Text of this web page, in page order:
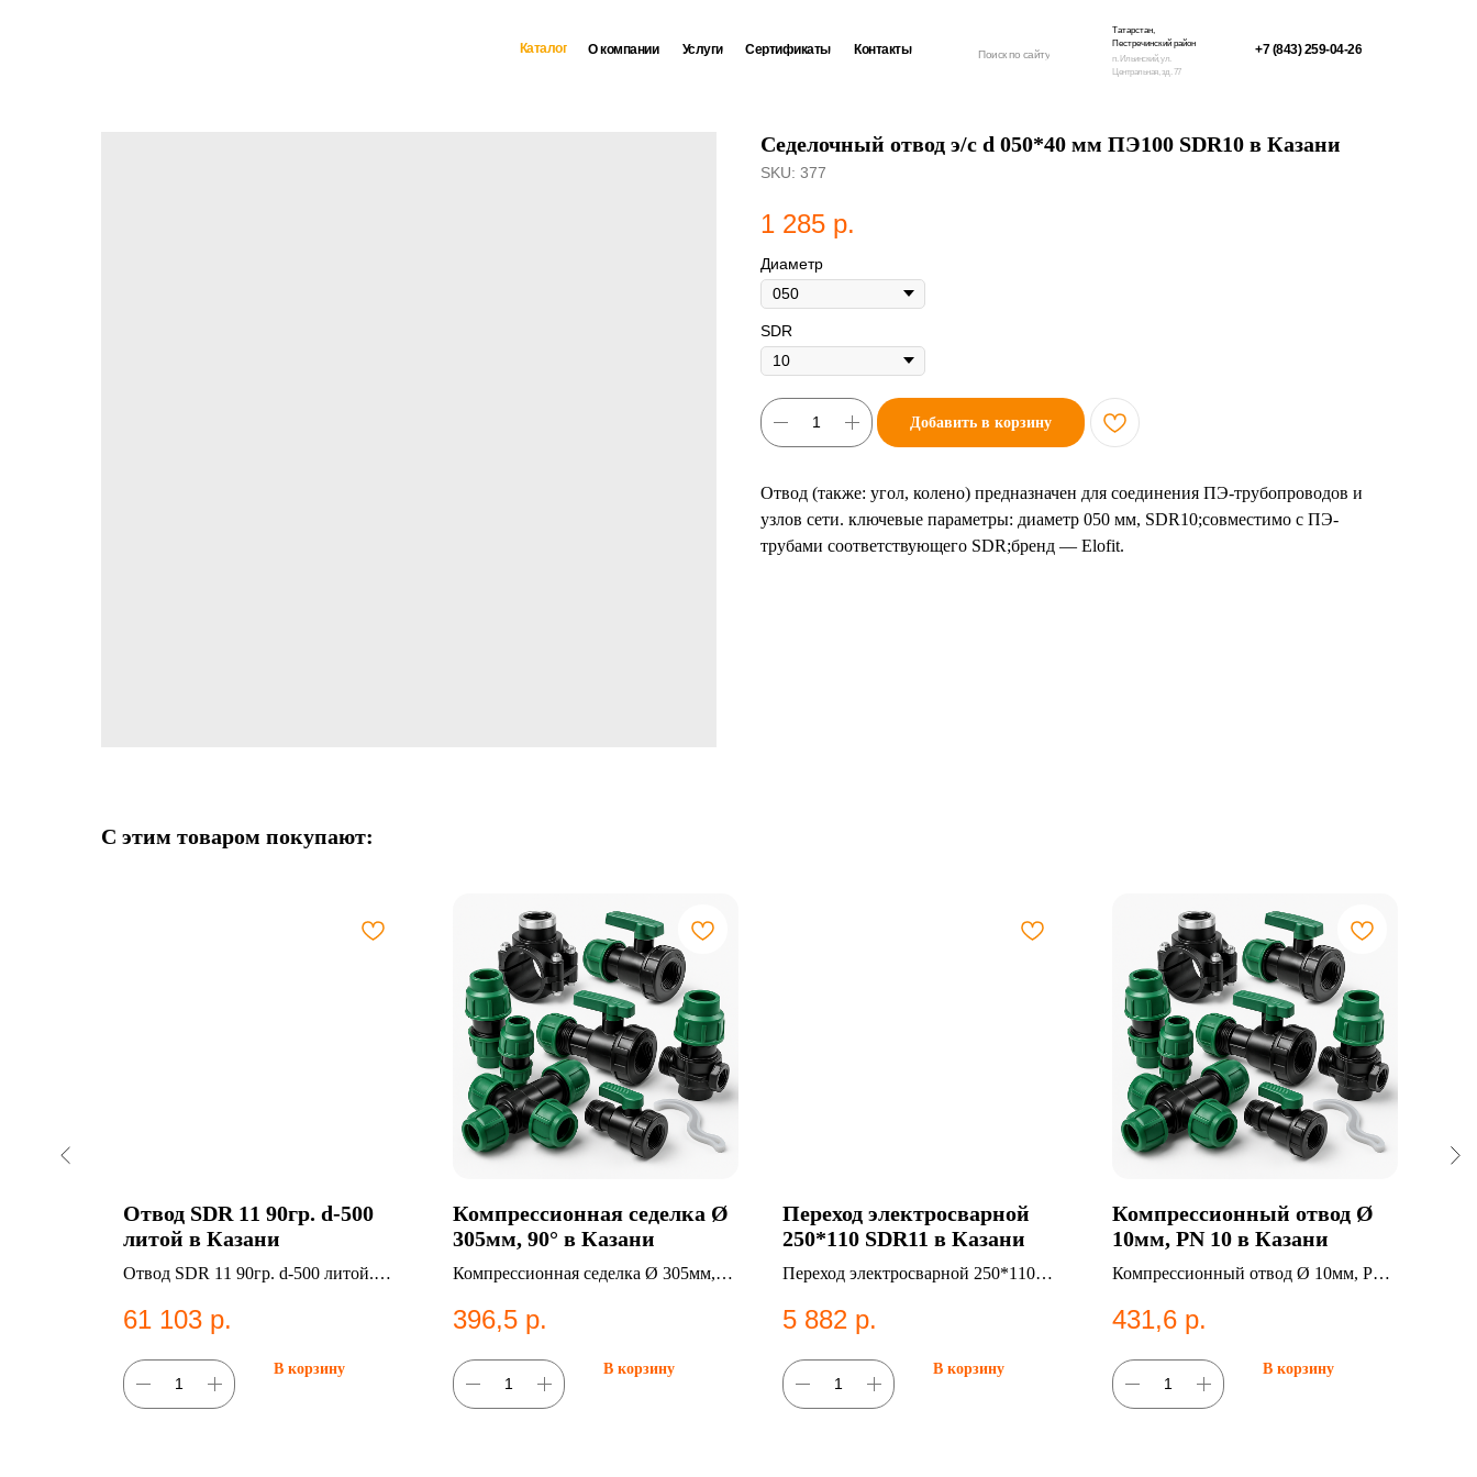
Поиск по сайту
Контакты
Сертификаты
Услуги +7 (843) 259-04-26
О компании
п. Ильинский, ул.
Центральная, зд. 77
Татарстан,
Пестречинский район
Каталог
Седелочный отвод э/с d 050*40 мм ПЭ100 SDR10 в Казани
SKU: 377
1 285 р.
Диаметр
SDR
Добавить в корзину
Отвод (также: угол, колено) предназначен для соединения ПЭ-трубопроводов и
узлов сети. ключевые параметры: диаметр 050 мм, SDR10;совместимо с ПЭ-
трубами соответствующего SDR;бренд — Elofit.
С этим товаром покупают:
Отвод SDR 11 90гр. d-500
литой в Казани
Отвод SDR 11 90гр. d-500 литой.
водоснабжения.
61 103 р.
В корзину
Компрессионная седелка Ø
305мм, 90° в Казани
Компрессионная седелка Ø 305мм,
фитинги;Седельные отводы.
396,5 р.
В корзину
Переход электросварной
250*110 SDR11 в Казани
Переход электросварной 250*110
водоснабжения.
5 882 р.
В корзину
Компрессионный отвод Ø
10мм, PN 10 в Казани
Компрессионный отвод Ø 10мм, PN
фитинги;Отводы.
431,6 р.
В корзину